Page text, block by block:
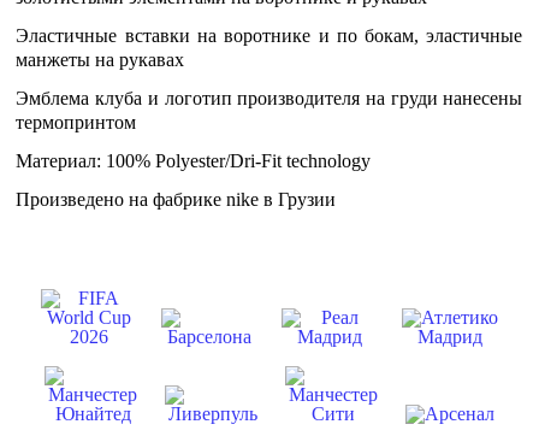
Эластичные вставки на воротнике и по бокам, эластичные
манжеты на рукавах
Эмблема клуба и логотип производителя на груди нанесены
термопринтом
Материал: 100% Polyester/Dri-Fit technology
Произведено на фабрике nike в Грузии